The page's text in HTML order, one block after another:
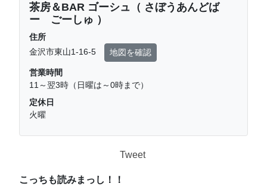
茶房＆BAR ゴーシュ（ さぼうあんどば
ー ごーしゅ ）
住所
金沢市東山1-16-5
地図を確認
営業時間
11～翌3時（日曜は～0時まで）
定休日
火曜
Tweet
こっちも読みまっし！！